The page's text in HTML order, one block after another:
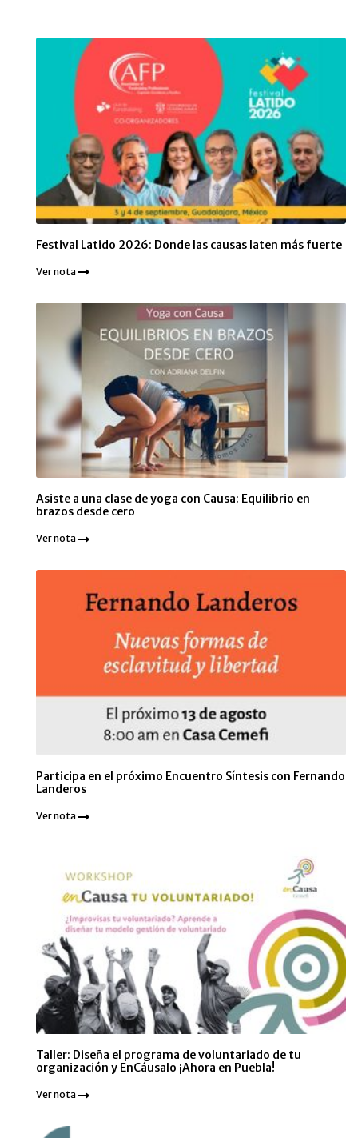
Festival Latido 2026: Donde las causas laten más fuerte
Ver nota
Asiste a una clase de yoga con Causa: Equilibrio en
brazos desde cero
Ver nota
Participa en el próximo Encuentro Síntesis con Fernando
Landeros
Ver nota
Taller: Diseña el programa de voluntariado de tu
organización y EnCáusalo ¡Ahora en Puebla!
Ver nota